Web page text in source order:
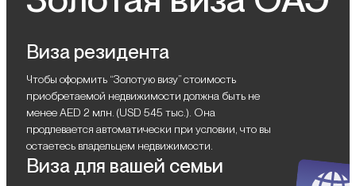
Виза резидента
Чтобы оформить “Золотую визу” стоимость
приобретаемой недвижимости должна быть не
менее AED 2 млн. (USD 545 тыс.). Она
продлевается автоматически при условии, что вы
остаетесь владельцем недвижимости.
Виза для вашей семьи